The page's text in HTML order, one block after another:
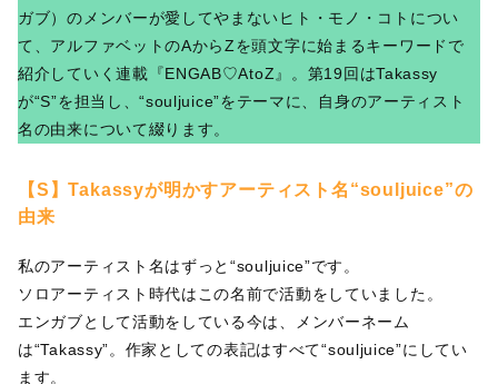
ガブ）のメンバーが愛してやまないヒト・モノ・コトについ
て、アルファベットのAからZを頭文字に始まるキーワードで
紹介していく連載『ENGAB♡AtoZ』。第19回はTakassy
が“S”を担当し、“souljuice”をテーマに、自身のアーティスト
名の由来について綴ります。
【S】Takassyが明かすアーティスト名“souljuice”の
由来
私のアーティスト名はずっと“souljuice”です。
ソロアーティスト時代はこの名前で活動をしていました。
エンガブとして活動をしている今は、メンバーネーム
は“Takassy”。作家としての表記はすべて“souljuice”にしてい
ます。